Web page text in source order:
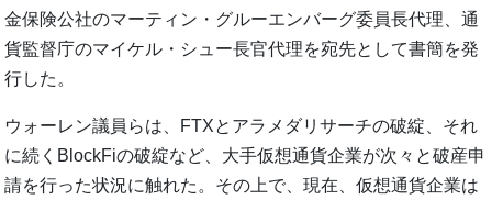
金保険公社のマーティン・グルーエンバーグ委員長代理、通
貨監督庁のマイケル・シュー長官代理を宛先として書簡を発
行した。
ウォーレン議員らは、FTXとアラメダリサーチの破綻、それ
に続くBlockFiの破綻など、大手仮想通貨企業が次々と破産申
請を行った状況に触れた。その上で、現在、仮想通貨企業は